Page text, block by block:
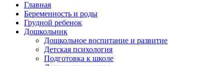
Главная
Беременность и роды
Грудной ребенок
Дошкольник
Дошкольное воспитание и развитие
Детская психология
Подготовка к школе